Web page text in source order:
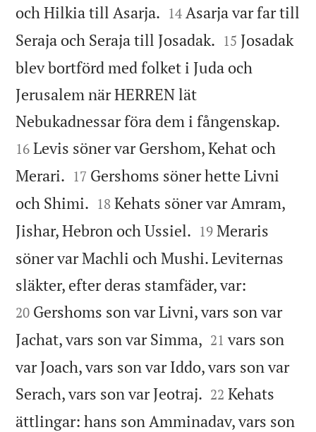
och Hilkia till Asarja. 

14 Asarja var far till
Seraja och Seraja till Josadak. 

15 Josadak
blev bortförd med folket i Juda och
Jerusalem när HERREN lät
Nebukadnessar föra dem i fångenskap.
16 Levis söner var Gershom, Kehat och
Merari. 

17 Gershoms söner hette Livni
och Shimi. 

18 Kehats söner var Amram,
Jishar, Hebron och Ussiel. 

19 Meraris
söner var Machli och Mushi. Leviternas
släkter, efter deras stamfäder, var:
20 Gershoms son var Livni, vars son var
Jachat, vars son var Simma, 

21 vars son
var Joach, vars son var Iddo, vars son var
Serach, vars son var Jeotraj. 

22 Kehats
ättlingar: hans son Amminadav, vars son